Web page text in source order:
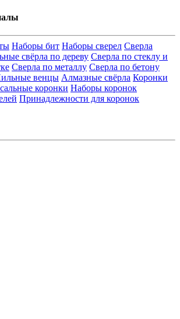
Наборы бит Наборы сверел Сверла
свёрла по дереву Сверла по стеклу и
Сверла по металлу Сверла по бетону
венцы Алмазные свёрла Коронки
коронки Наборы коронок
Принадлежности для коронок